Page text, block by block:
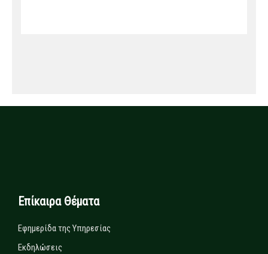
Επίκαιρα Θέματα
Εφημερίδα της Υπηρεσίας
Εκδηλώσεις